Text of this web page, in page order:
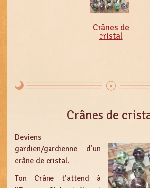
Crânes de
cristal
Crânes de
Deviens
gardien/gardienne d’un
crâne de cristal.
Ton Crâne t’attend à